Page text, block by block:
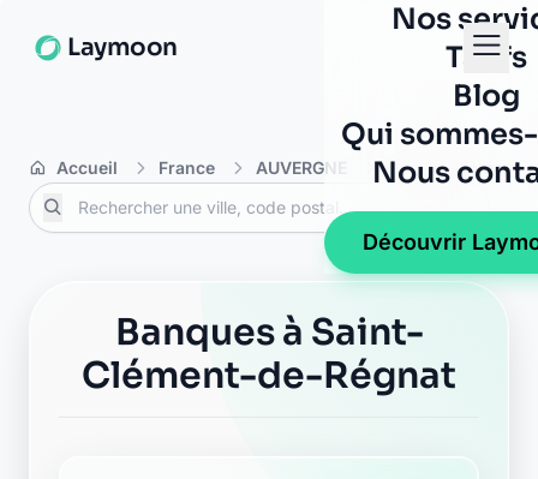
Laymoon
Nos
Tarifs
Blog
Qui
Nous
Découvrir
Accueil France AUVERGNE Puy-de-Dôme
Banques à Saint-
Clément-de-Régnat